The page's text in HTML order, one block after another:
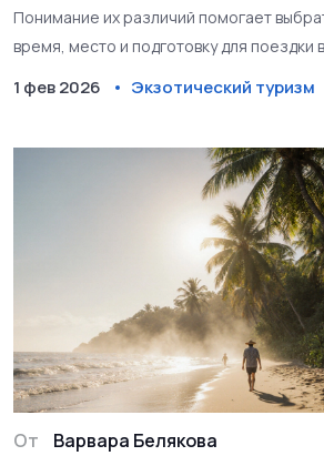
Понимание их различий помогает
время, место и подготовку для поездки
1 фев 2026 Экзотический туризм
От Варвара Белякова